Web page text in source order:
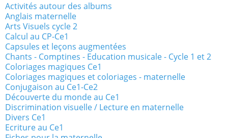
Activités autour des albums
Anglais maternelle
Arts Visuels cycle 2
Calcul au CP-Ce1
Capsules et leçons augmentées
Chants - Comptines - Education musicale - Cycle 1 et 2
Coloriages magiques Ce1
Coloriages magiques et coloriages - maternelle
Conjugaison au Ce1-Ce2
Découverte du monde au Ce1
Discrimination visuelle / Lecture en maternelle
Divers Ce1
Ecriture au Ce1